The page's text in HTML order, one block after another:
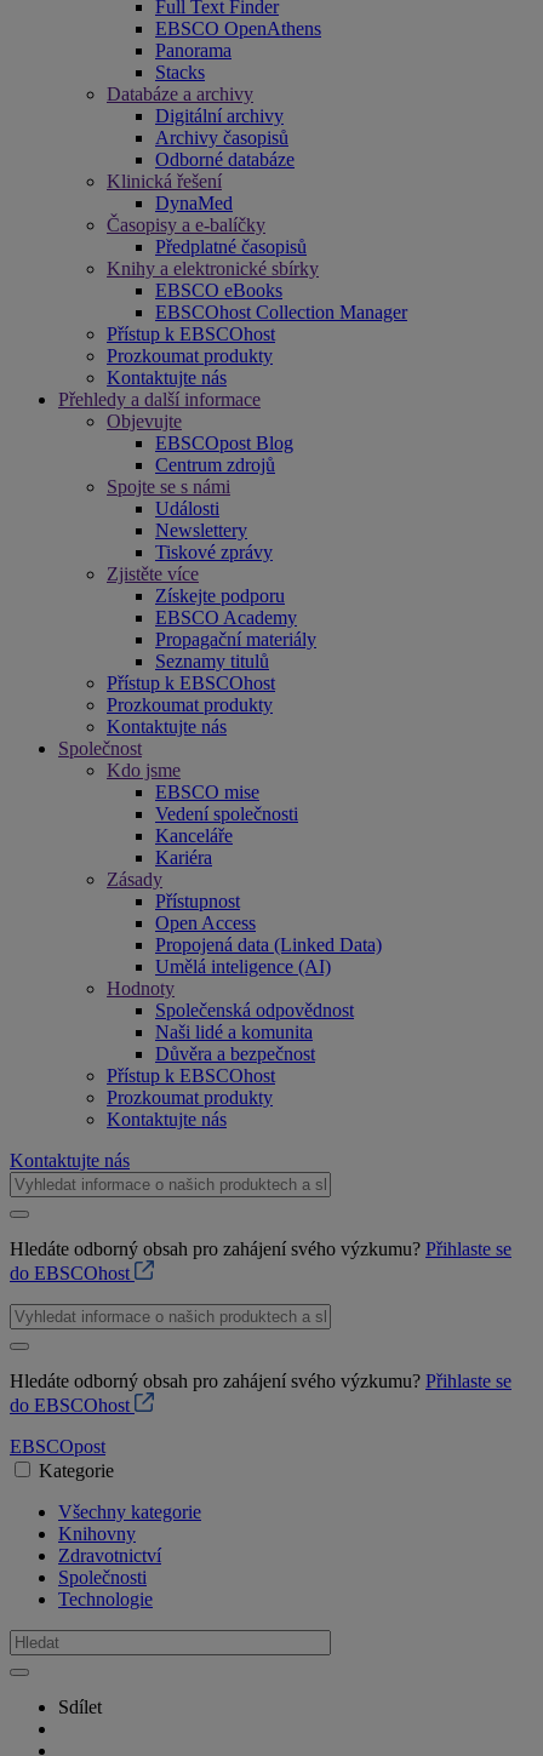
Full Text Finder
EBSCO OpenAthens
Panorama
Stacks
Databáze a archivy
Digitální archivy
Archivy časopisů
Odborné databáze
Klinická řešení
DynaMed
Časopisy a e-balíčky
Předplatné časopisů
Knihy a elektronické sbírky
EBSCO eBooks
EBSCOhost Collection Manager
Přístup k EBSCOhost
Prozkoumat produkty
Kontaktujte nás
Přehledy a další informace
Objevujte
EBSCOpost Blog
Centrum zdrojů
Spojte se s námi
Události
Newslettery
Tiskové zprávy
Zjistěte více
Získejte podporu
EBSCO Academy
Propagační materiály
Seznamy titulů
Přístup k EBSCOhost
Prozkoumat produkty
Kontaktujte nás
Společnost
Kdo jsme
EBSCO mise
Vedení společnosti
Kanceláře
Kariéra
Zásady
Přístupnost
Open Access
Propojená data (Linked Data)
Umělá inteligence (AI)
Hodnoty
Společenská odpovědnost
Naši lidé a komunita
Důvěra a bezpečnost
Přístup k EBSCOhost
Prozkoumat produkty
Kontaktujte nás
Kontaktujte nás
Hledáte odborný obsah pro zahájení svého výzkumu? Přihlaste se
do EBSCOhost
Hledáte odborný obsah pro zahájení svého výzkumu? Přihlaste se
do EBSCOhost
EBSCOpost
Kategorie
Všechny kategorie
Knihovny
Zdravotnictví
Společnosti
Technologie
Sdílet